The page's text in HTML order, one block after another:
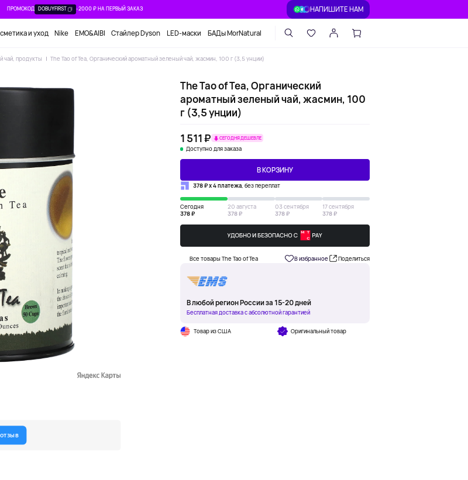
ПРОМОКОД DOBUYFIRST -2000 ₽ НА ПЕРВЫЙ ЗАКАЗ НАПИШИТЕ НАМ
и уход Nike EMO&AIBI Стайлер Dyson LED-маски БАДы MorNatural
чай, продукты The Tao of Tea, Органический ароматный зеленый чай, жасмин, 100 г (3,5 унции)
The Tao of Tea, Органический
ароматный зеленый чай, жасмин, 100
г (3,5 унции)
1 511 ₽
СЕГОДНЯ ДЕШЕВЛЕ
Доступно для заказа
В КОРЗИНУ
378 ₽ х 4 платежа, без переплат
Сегодня
378 ₽
20 августа
378 ₽
03 сентября
378 ₽
17 сентября
378 ₽
Все товары The Tao of Tea В избранное Поделиться
В любой регион России за 15-20 дней
Бесплатная доставка с абсолютной гарантией
Товар из США Оригинальный товар